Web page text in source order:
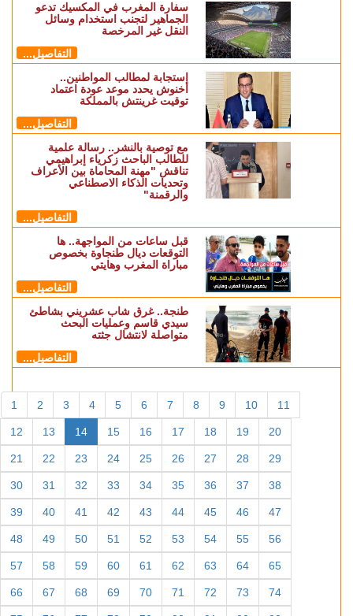
سفارة المغرب في المكسيك تدعو
الجماهير لتجنب استخدام وسائل
النقل غير المرخصة
التفاصيل...
استجابة لمطالب المواطنين..
أخنوش يحدد موعد عودة اعتماد
توقيت غرينتش بالمملكة
التفاصيل...
مع توصية بالنشر.. رسالة علمية
للطالب الباحث زكرياء إبراهيمي
تناقش "مهنة المحاماة بين الأعراف
وتحديات الذكاء الاصطناعي
والرقمنة"
التفاصيل...
قبل ساعات من المواجهة.. ها
التوقعات ديال طنجاوة بخصوص
مباراة المغرب وهايتي
التفاصيل...
طنجة.. غرق شاب عشريني بشاطئ
سيدي قاسم وعمليات البحث
متواصلة لانتشال جثته
التفاصيل...
1 2 3 4 5 6 7 8 9 10 11
12 13 14 15 16 17 18 19 20
21 22 23 24 25 26 27 28 29
30 31 32 33 34 35 36 37 38
39 40 41 42 43 44 45 46 47
48 49 50 51 52 53 54 55 56
57 58 59 60 61 62 63 64 65
66 67 68 69 70 71 72 73 74